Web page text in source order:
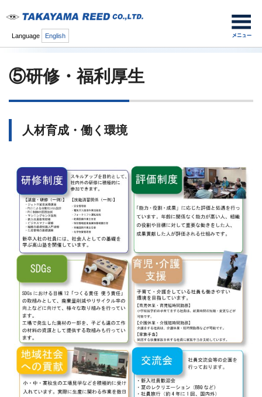
Language English
⑤研修・福利厚生
人材育成・働く環境